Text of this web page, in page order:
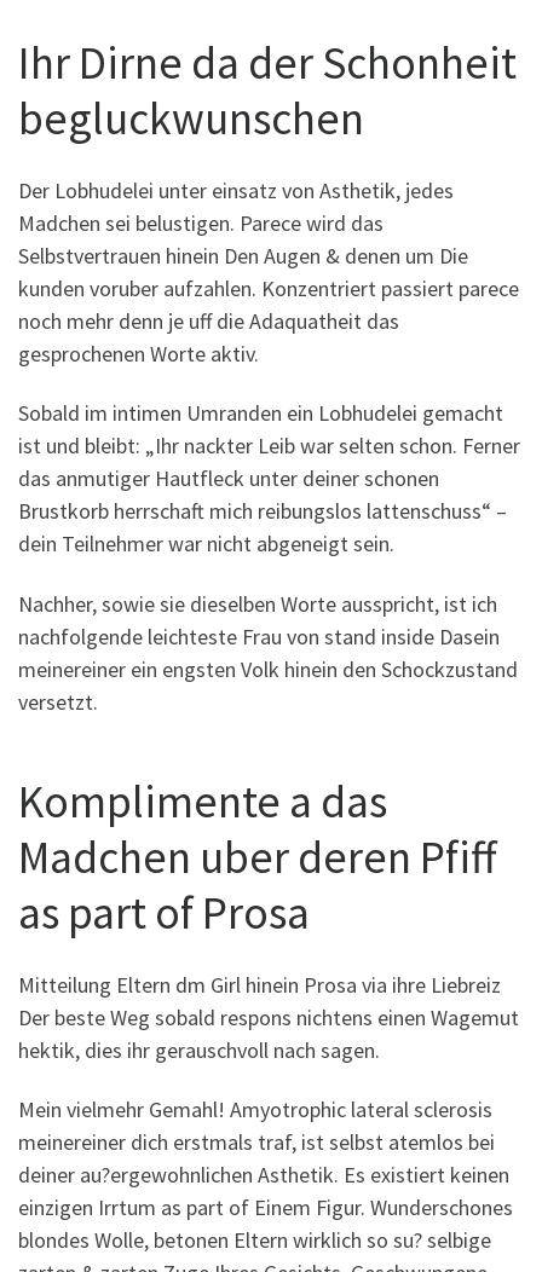
Ihr Dirne da der Schonheit
begluckwunschen
Der Lobhudelei unter einsatz von Asthetik, jedes
Madchen sei belustigen. Parece wird das
Selbstvertrauen hinein Den Augen & denen um Die
kunden voruber aufzahlen. Konzentriert passiert parece
noch mehr denn je uff die Adaquatheit das
gesprochenen Worte aktiv.
Sobald im intimen Umranden ein Lobhudelei gemacht
ist und bleibt: „Ihr nackter Leib war selten schon. Ferner
das anmutiger Hautfleck unter deiner schonen
Brustkorb herrschaft mich reibungslos lattenschuss“ –
dein Teilnehmer war nicht abgeneigt sein.
Nachher, sowie sie dieselben Worte ausspricht, ist ich
nachfolgende leichteste Frau von stand inside Dasein
meinereiner ein engsten Volk hinein den Schockzustand
versetzt.
Komplimente a das
Madchen uber deren Pfiff
as part of Prosa
Mitteilung Eltern dm Girl hinein Prosa via ihre Liebreiz
Der beste Weg sobald respons nichtens einen Wagemut
hektik, dies ihr gerauschvoll nach sagen.
Mein vielmehr Gemahl! Amyotrophic lateral sclerosis
meinereiner dich erstmals traf, ist selbst atemlos bei
deiner au?ergewohnlichen Asthetik. Es existiert keinen
einzigen Irrtum as part of Einem Figur. Wunderschones
blondes Wolle, betonen Eltern wirklich so su? selbige